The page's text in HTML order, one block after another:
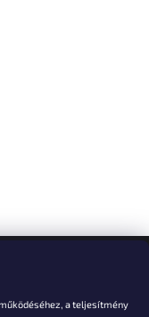
a teljesítmény